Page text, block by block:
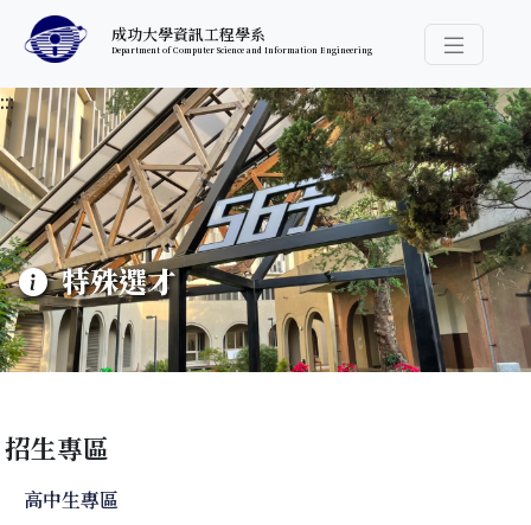
跳至中央內容區塊
成功大學資訊工程學系
Department of Computer Science and Information Engineering
導覽選
:::
特殊選才
招生專區
高中生專區